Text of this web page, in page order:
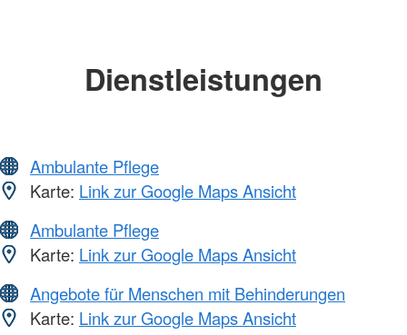
Dienstleistungen
Ambulante Pflege
Karte: Link zur Google Maps Ansicht
Ambulante Pflege
Karte: Link zur Google Maps Ansicht
Angebote für Menschen mit Behinderungen
Karte: Link zur Google Maps Ansicht